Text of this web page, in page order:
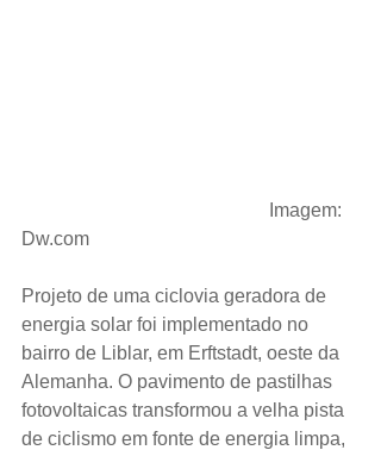
Dw.com
Projeto de uma ciclovia geradora de
energia solar foi implementado no
bairro de Liblar, em Erftstadt, oeste da
Alemanha. O pavimento de pastilhas
fotovoltaicas transformou a velha pista
de ciclismo em fonte de energia limpa,